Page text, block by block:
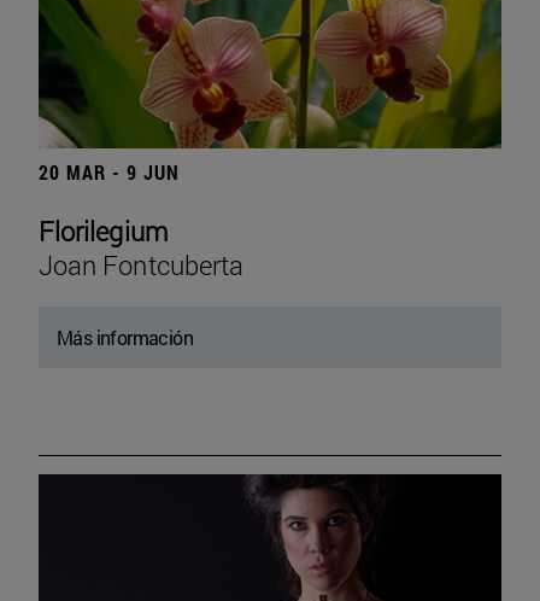
20 MAR - 9 JUN
Florilegium
Joan Fontcuberta
Más información